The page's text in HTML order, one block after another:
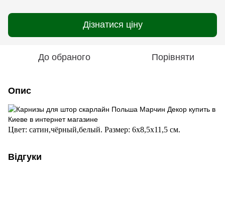
Дізнатися ціну
До обраного Порівняти
Опис
Цвет: сатин,чёрный,белый. Размер: 6х8,5х11,5 см.
Відгуки